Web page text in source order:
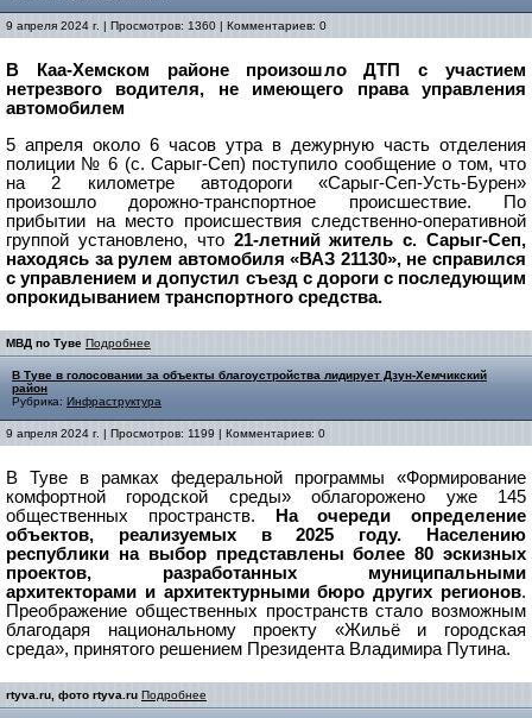
9 апреля 2024 г. | Просмотров: 1360 | Комментариев: 0
В Каа-Хемском районе произошло ДТП с участием
нетрезвого водителя, не имеющего права управления
автомобилем
5 апреля около 6 часов утра в дежурную часть отделения
полиции № 6 (с. Сарыг-Сеп) поступило сообщение о том, что
на 2 километре автодороги «Сарыг-Сеп-Усть-Бурен»
произошло дорожно-транспортное происшествие.
По
прибытии на место происшествия следственно-оперативной
группой установлено, что 21-летний житель с. Сарыг-Сеп,
находясь за рулем автомобиля «ВАЗ 21130», не справился
с управлением и допустил съезд с дороги с последующим
опрокидыванием транспортного средства.
МВД по Туве Подробнее
В Туве в голосовании за объекты благоустройства лидирует Дзун-Хемчикский
район
Рубрика: Инфраструктура
9 апреля 2024 г. | Просмотров: 1199 | Комментариев: 0
В Туве в рамках федеральной программы «Формирование
комфортной городской среды» облагорожено уже 145
общественных пространств.
На очереди определение
объектов, реализуемых в 2025 году. Населению
республики на выбор представлены более 80 эскизных
проектов, разработанных муниципальными
архитекторами и архитектурными бюро других регионов.
Преображение общественных пространств стало возможным
благодаря национальному проекту «Жильё и городская
среда», принятого решением Президента Владимира Путина.
rtyva.ru, фото rtyva.ru Подробнее